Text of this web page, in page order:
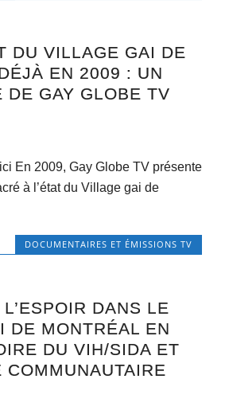
DU VILLAGE GAI DE
EN 2009 : UN
DE GAY GLOBE TV
En 2009, Gay Globe TV présente
à l’état du Village gai de
DOCUMENTAIRES ET ÉMISSIONS TV
DANS LE
DE MONTRÉAL EN
DU VIH/SIDA ET
COMMUNAUTAIRE